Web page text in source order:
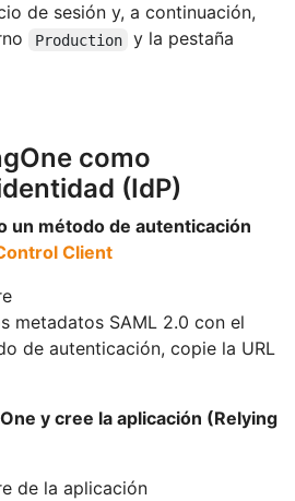
de sesión y, a continuación,
Production y la pestaña
como
(IdP)
un método de autenticación
Client
metadatos SAML 2.0 con el
de autenticación, copie la URL
y cree la aplicación (Relying
de la aplicación